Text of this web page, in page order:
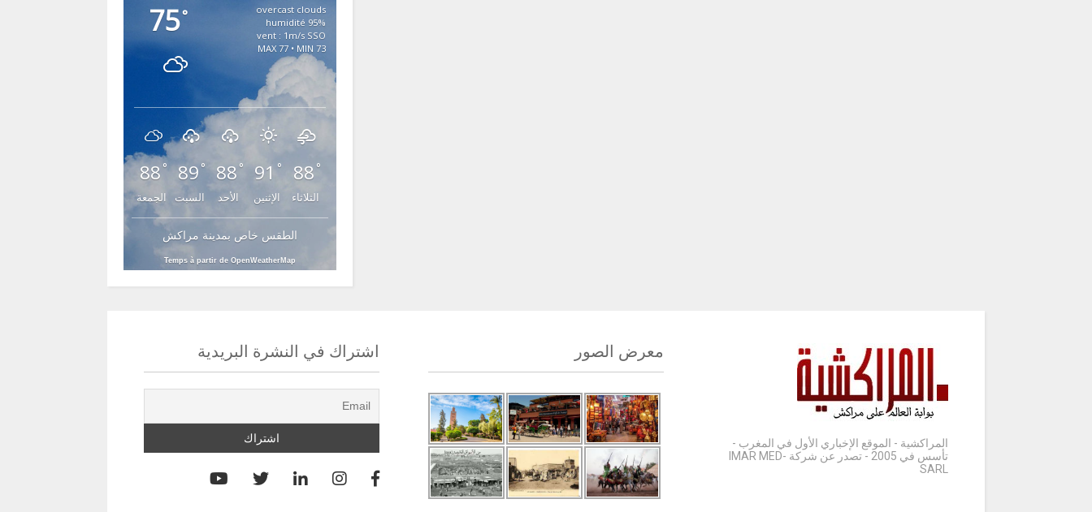
75°
overcast clouds
95% humidité
vent : 1m/s SSO
MAX 77 • MIN 73
88 °
الجمعة
89 °
السبت
88 °
الأحد
91 °
الإثنين
88 °
الثلاثاء
الطقس خاص بمدينة مراكش
Temps à partir de OpenWeatherMap
المراكشية - الموقع الإخباري الأول في المغرب -
تأسس في 2005 - تصدر عن شركة IMAR MED-
SARL
معرض الصور اشتراك في النشرة البريدية